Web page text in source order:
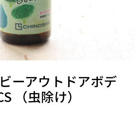
ーアウトドアボデ
（虫除け）